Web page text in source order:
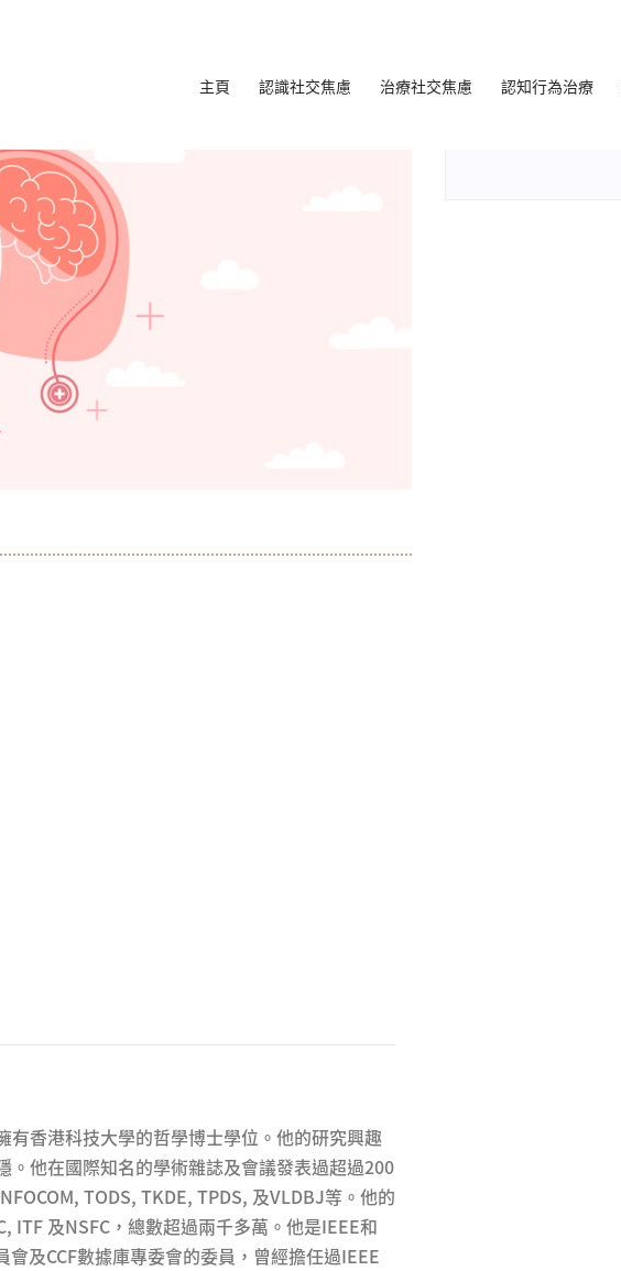
主頁 認識社交焦慮 治療社交焦慮 認知行為治療
香港科技大學的哲學博士學位。他的研究興趣
他在國際知名的學術雜誌及會議發表過超過200
TODS, TKDE, TPDS, 及VLDBJ等。他的
ITF 及NSFC，總數超過兩千多萬。他是IEEE和
及CCF數據庫專委會的委員，曾經擔任過IEEE